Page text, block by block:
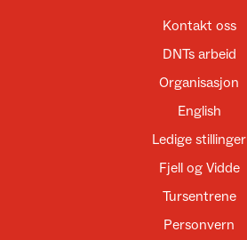
Kontakt oss
DNTs arbeid
Organisasjon
English
Ledige stillinger
Fjell og Vidde
Tursentrene
Personvern